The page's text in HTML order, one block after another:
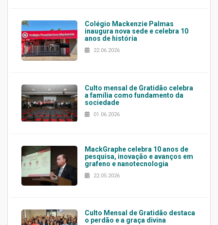
Colégio Mackenzie Palmas
inaugura nova sede e celebra 10
anos de história
22.06.2026
Culto mensal de Gratidão celebra
a família como fundamento da
sociedade
01.06.2026
MackGraphe celebra 10 anos de
pesquisa, inovação e avanços em
grafeno e nanotecnologia
22.05.2026
Culto Mensal de Gratidão destaca
o perdão e a graça divina